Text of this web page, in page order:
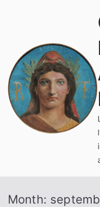
Month: